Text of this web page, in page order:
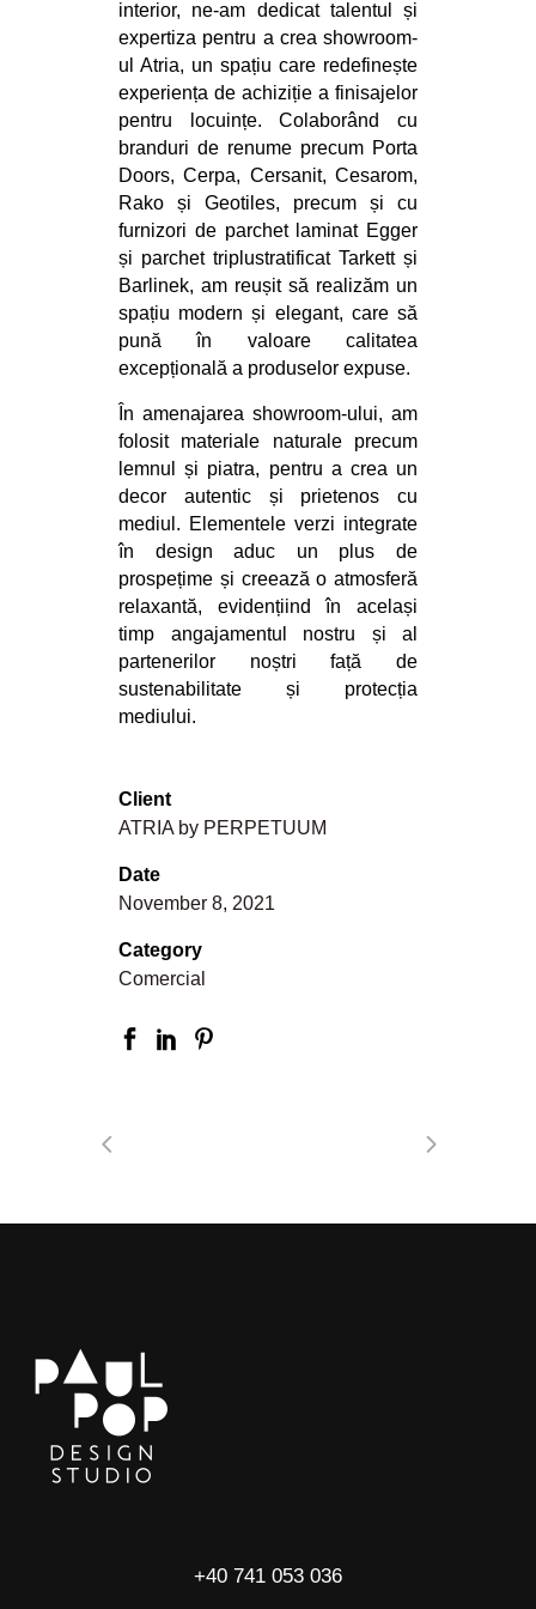
interior, ne-am dedicat talentul și
expertiza pentru a crea showroom-
ul Atria, un spațiu care redefinește
experiența de achiziție a finisajelor
pentru locuințe. Colaborând cu
branduri de renume precum Porta
Doors, Cerpa, Cersanit, Cesarom,
Rako și Geotiles, precum și cu
furnizori de parchet laminat Egger
și parchet triplustratificat Tarkett și
Barlinek, am reușit să realizăm un
spațiu modern și elegant, care să
pună în valoare calitatea
excepțională a produselor expuse.
În amenajarea showroom-ului, am
folosit materiale naturale precum
lemnul și piatra, pentru a crea un
decor autentic și prietenos cu
mediul. Elementele verzi integrate
în design aduc un plus de
prospețime și creează o atmosferă
relaxantă, evidențiind în același
timp angajamentul nostru și al
partenerilor noștri față de
sustenabilitate și protecția
mediului.
Client
ATRIA by PERPETUUM
Date
November 8, 2021
Category
Comercial
+40 741 053 036